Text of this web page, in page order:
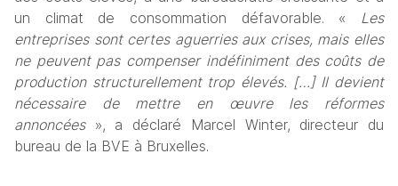
un climat de consommation défavorable. «
Les
entreprises sont certes aguerries aux crises, mais elles
ne peuvent pas compenser indéfiniment des coûts de
production structurellement trop élevés. […] Il devient
nécessaire de mettre en œuvre les réformes
annoncées », a déclaré Marcel Winter, directeur du
bureau de la BVE à Bruxelles.